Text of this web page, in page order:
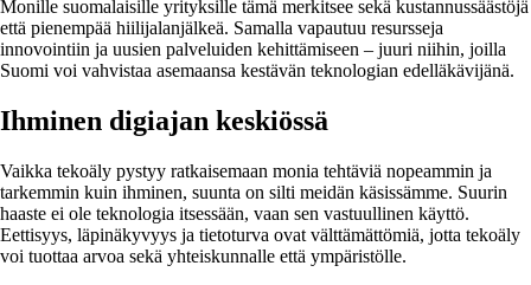
Monille suomalaisille yrityksille tämä merkitsee sekä kustannussäästöjä
että pienempää hiilijalanjälkeä. Samalla vapautuu resursseja
innovointiin ja uusien palveluiden kehittämiseen – juuri niihin, joilla
Suomi voi vahvistaa asemaansa kestävän teknologian edelläkävijänä.
Ihminen digiajan keskiössä
Vaikka tekoäly pystyy ratkaisemaan monia tehtäviä nopeammin ja
tarkemmin kuin ihminen, suunta on silti meidän käsissämme. Suurin
haaste ei ole teknologia itsessään, vaan sen vastuullinen käyttö.
Eettisyys, läpinäkyvyys ja tietoturva ovat välttämättömiä, jotta tekoäly
voi tuottaa arvoa sekä yhteiskunnalle että ympäristölle.